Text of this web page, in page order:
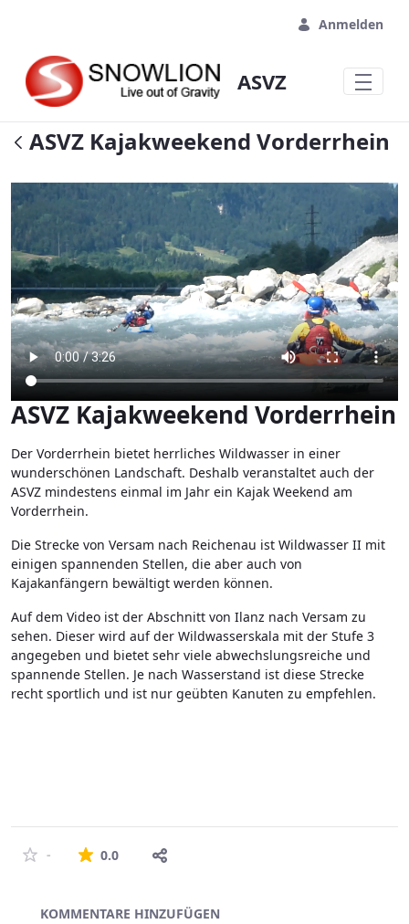
Anmelden
ASVZ
ASVZ Kajakweekend Vorderrhein
ASVZ Kajakweekend Vorderrhein
Der Vorderrhein bietet herrliches Wildwasser in einer
wunderschönen Landschaft. Deshalb veranstaltet auch der
ASVZ mindestens einmal im Jahr ein Kajak Weekend am
Vorderrhein.
Die Strecke von Versam nach Reichenau ist Wildwasser II mit
einigen spannenden Stellen, die aber auch von
Kajakanfängern bewältigt werden können.
Auf dem Video ist der Abschnitt von Ilanz nach Versam zu
sehen. Dieser wird auf der Wildwasserskala mit der Stufe 3
angegeben und bietet sehr viele abwechslungsreiche und
spannende Stellen. Je nach Wasserstand ist diese Strecke
recht sportlich und ist nur geübten Kanuten zu empfehlen.
- 0.0Die durchschnittliche Bewertung ist 0 von 5
Asset-Herausgeber
KOMMENTARE HINZUFÜGEN